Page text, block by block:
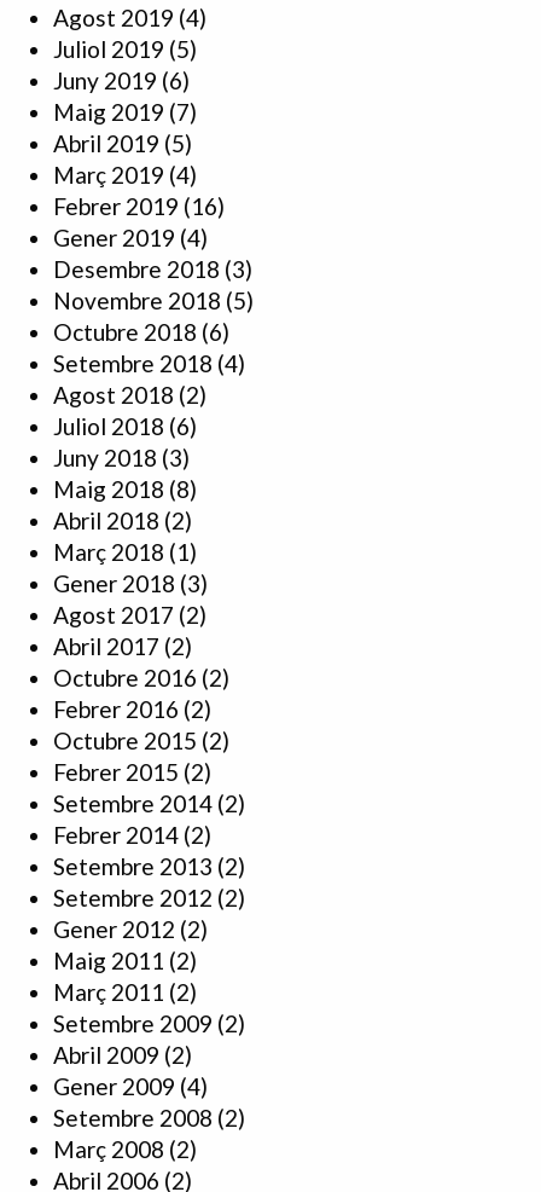
Agost 2019 (4)
Juliol 2019 (5)
Juny 2019 (6)
Maig 2019 (7)
Abril 2019 (5)
Març 2019 (4)
Febrer 2019 (16)
Gener 2019 (4)
Desembre 2018 (3)
Novembre 2018 (5)
Octubre 2018 (6)
Setembre 2018 (4)
Agost 2018 (2)
Juliol 2018 (6)
Juny 2018 (3)
Maig 2018 (8)
Abril 2018 (2)
Març 2018 (1)
Gener 2018 (3)
Agost 2017 (2)
Abril 2017 (2)
Octubre 2016 (2)
Febrer 2016 (2)
Octubre 2015 (2)
Febrer 2015 (2)
Setembre 2014 (2)
Febrer 2014 (2)
Setembre 2013 (2)
Setembre 2012 (2)
Gener 2012 (2)
Maig 2011 (2)
Març 2011 (2)
Setembre 2009 (2)
Abril 2009 (2)
Gener 2009 (4)
Setembre 2008 (2)
Març 2008 (2)
Abril 2006 (2)